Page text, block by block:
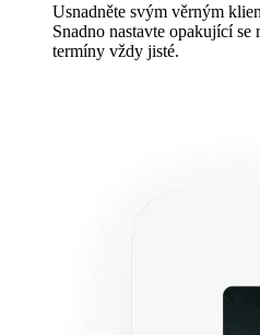
Usnadněte svým věrným
Snadno nastavte opakující
termíny vždy jisté.